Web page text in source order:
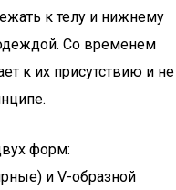
к телу и нижнему
Со временем
к их присутствию и не
форм:
и V-образной